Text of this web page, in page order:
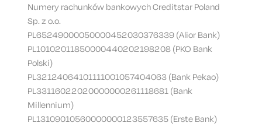
Numery rachunków bankowych Creditstar Poland
Sp. z o.o.
PL65249000050000452030376339 (Alior Bank)
PL10102011850000440202198208 (PKO Bank
Polski)
PL32124064101111001057404063 (Bank Pekao)
PL33116022020000000261118681 (Bank
Millennium)
PL13109010560000000123557635 (Erste Bank)